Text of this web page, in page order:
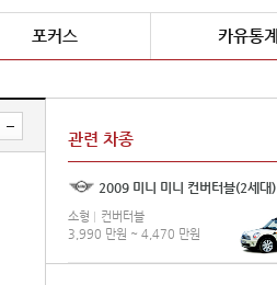
포커스 카유통계
관련 차종
2009 미니 미니 컨버터블(2세대)
소형
컨버터블
3,990 만원 ~ 4,470 만원